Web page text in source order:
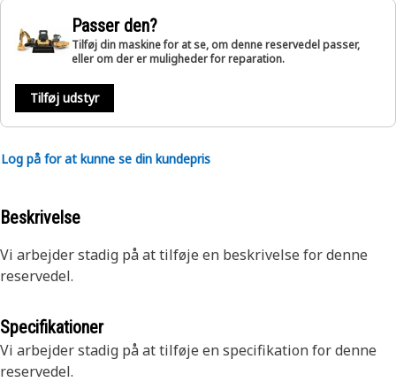
Passer den?
Tilføj din maskine for at se, om denne reservedel passer,
eller om der er muligheder for reparation.
Tilføj udstyr
Log på for at kunne se din kundepris
Beskrivelse
Vi arbejder stadig på at tilføje en beskrivelse for denne
reservedel.
Specifikationer
Vi arbejder stadig på at tilføje en specifikation for denne
reservedel.